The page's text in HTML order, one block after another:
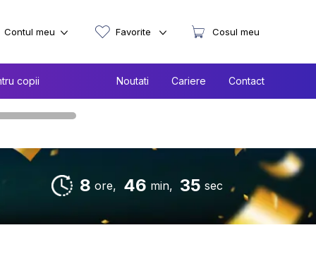
copii Noutati Cariere Contact
Contul meu Favorite Cosul meu
8 ore, 46 min, 33 sec